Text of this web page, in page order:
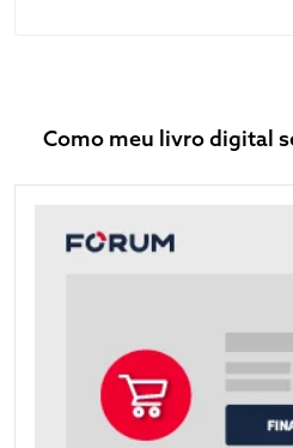
Como meu livro digital